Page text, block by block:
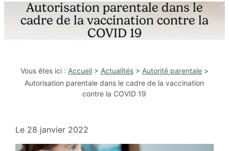
Autorisation parentale dans le
cadre de la vaccination contre la
COVID 19
Vous êtes ici : Accueil> Actualités> Autorité parentale>
Autorisation parentale dans le cadre de la vaccination
contre la COVID 19
Le 28 janvier 2022